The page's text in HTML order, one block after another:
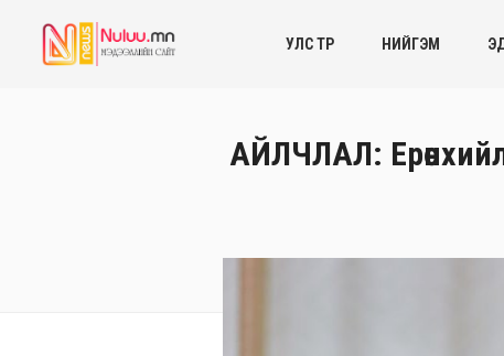
УЛС ТӨР НИЙГЭМ
АЙЛЧЛАЛ: